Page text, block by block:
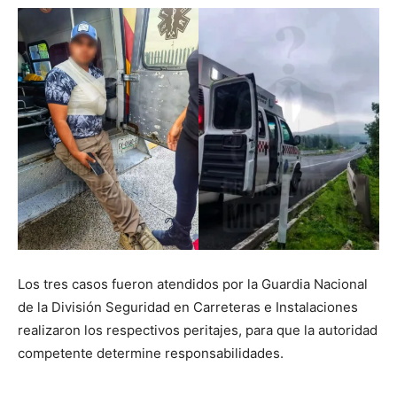
Los tres casos fueron atendidos por la Guardia Nacional
de la División Seguridad en Carreteras e Instalaciones
realizaron los respectivos peritajes, para que la autoridad
competente determine responsabilidades.